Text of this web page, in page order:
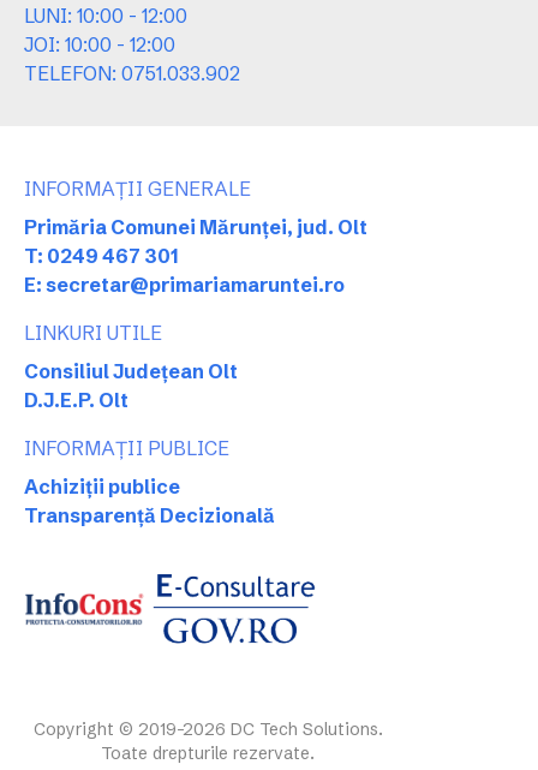
LUNI: 10:00 - 12:00
JOI: 10:00 - 12:00
TELEFON: 0751.033.902
INFORMAȚII GENERALE
Primăria Comunei Mărunței, jud. Olt
T: 0249 467 301
E: secretar@primariamaruntei.ro
LINKURI UTILE
Consiliul Județean Olt
D.J.E.P. Olt
INFORMAȚII PUBLICE
Achiziții publice
Transparență Decizională
Copyright © 2019-2026 DC Tech Solutions.
Toate drepturile rezervate.